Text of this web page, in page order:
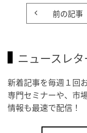
前の記事
ニュースレ
新着記事を毎週１回
専門セミナーや、市
情報も最速で配信！